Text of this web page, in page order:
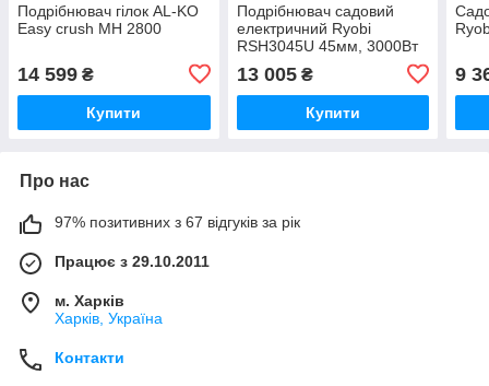
Подрібнювач гілок AL-KO
Easy crush MH 2800
14 599 ₴
Купити
Подрібнювач садовий
електричний Ryobi
RSH3045U 45мм, 3000Вт
13 005₴
Купити
9
Про нас
97% позитивних з 67 відгуків за рік
Працює з 29.10.2011
м. Харків
Харків, Україна
Контакти